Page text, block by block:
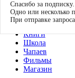
О нас
Журнал
Книги
Школа
Чапаев
Фильмы
Магазин
Спасибо за подписку.
Одно или несколько
При отправке